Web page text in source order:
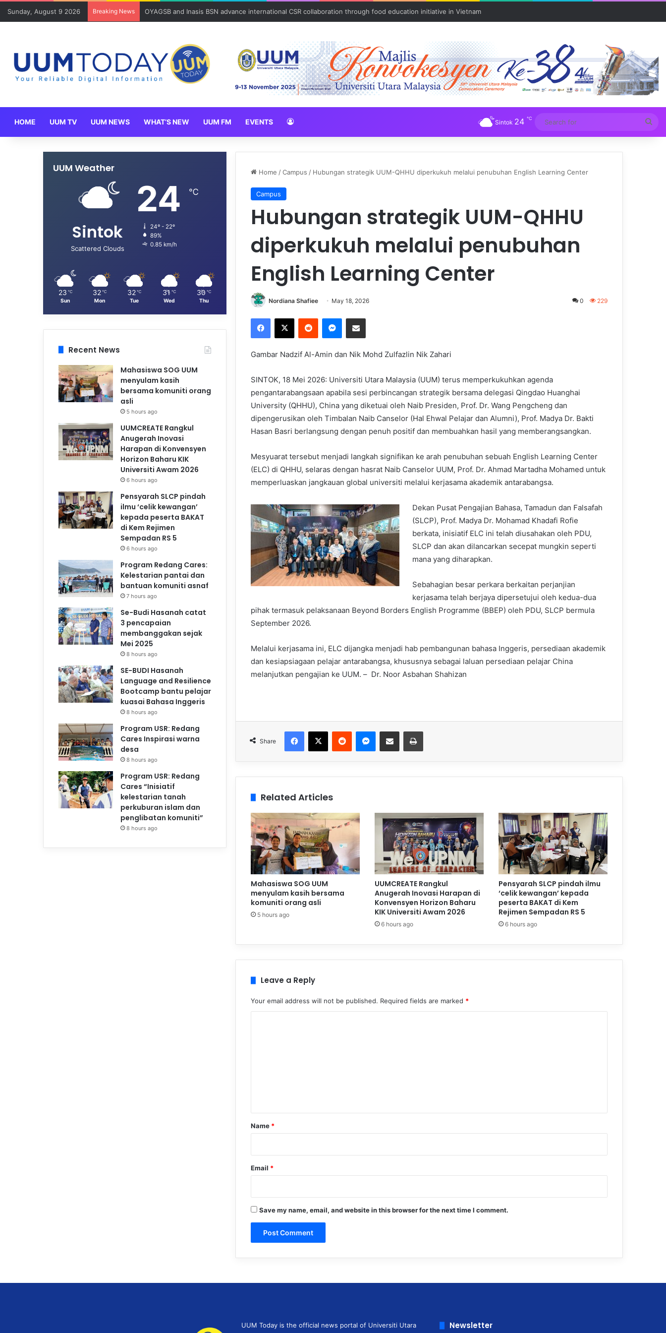
Sunday, August 9 2026 Breaking News OYAGSB and Inasis BSN advance international CSR collaboration through food education initiative in Vietnam
HOME UUM TV UUM NEWS WHAT’S NEW UUM FM EVENTS Sintok 24 ℃
for
Home /Campus / Hubungan strategik UUM-QHHU diperkukuh melalui penubuhan English Learning Center
Campus
Hubungan strategik UUM-QHHU
diperkukuh melalui penubuhan
English Learning Center
Nordiana Shafiee May 18, 2026 0 229
Gambar Nadzif Al-Amin dan Nik Mohd Zulfazlin Nik Zahari
SINTOK, 18 Mei 2026: Universiti Utara Malaysia (UUM) terus memperkukuhkan agenda
pengantarabangsaan apabila sesi perbincangan strategik bersama delegasi Qingdao Huanghai
University (QHHU), China yang diketuai oleh Naib Presiden, Prof. Dr. Wang Pengcheng dan
dipengerusikan oleh Timbalan Naib Canselor (Hal Ehwal Pelajar dan Alumni), Prof. Madya Dr. Bakti
Hasan Basri berlangsung dengan penuh positif dan membuahkan hasil yang memberangsangkan.
Mesyuarat tersebut menjadi langkah signifikan ke arah penubuhan sebuah English Learning Center
(ELC) di QHHU, selaras dengan hasrat Naib Canselor UUM, Prof. Dr. Ahmad Martadha Mohamed untuk
memperluaskan jangkauan global universiti melalui kerjasama akademik antarabangsa.
Dekan Pusat Pengajian Bahasa, Tamadun dan Falsafah
(SLCP), Prof. Madya Dr. Mohamad Khadafi Rofie
berkata, inisiatif ELC ini telah diusahakan oleh PDU,
SLCP dan akan dilancarkan secepat mungkin seperti
mana yang diharapkan.
Sebahagian besar perkara berkaitan perjanjian
kerjasama telah berjaya dipersetujui oleh kedua-dua
pihak termasuk pelaksanaan Beyond Borders English Programme (BBEP) oleh PDU, SLCP bermula
September 2026.
Melalui kerjasama ini, ELC dijangka menjadi hab pembangunan bahasa Inggeris, persediaan akademik
dan kesiapsiagaan pelajar antarabangsa, khususnya sebagai laluan persediaan pelajar China
melanjutkan pengajian ke UUM. – Dr. Noor Asbahan Shahizan
Share
Related Articles
Mahasiswa SOG UUM
menyulam kasih bersama
komuniti orang asli
5 hours ago
UUMCREATE Rangkul
Anugerah Inovasi Harapan di
Konvensyen Horizon Baharu
KIK Universiti Awam 2026
6 hours ago
Pensyarah SLCP pindah ilmu
‘celik kewangan’ kepada
peserta BAKAT di Kem
Rejimen Sempadan RS 5
6 hours ago
Leave a Reply
Your email address will not be published. Required fields are marked *
*
Name *
Email *
Save my name, email, and website in this browser for the next time I comment.
UUM Weather
Sintok
Scattered Clouds
24 ℃
24º - 22º
89%
0.85 km/h
23 ℃
Sun
32 ℃
Mon
32 ℃
Tue
31 ℃
Wed
30 ℃
Thu
Recent News
Mahasiswa SOG UUM
menyulam kasih
bersama komuniti orang
asli
5 hours ago
UUMCREATE Rangkul
Anugerah Inovasi
Harapan di Konvensyen
Horizon Baharu KIK
Universiti Awam 2026
6 hours ago
Pensyarah SLCP pindah
ilmu ‘celik kewangan’
kepada peserta BAKAT
di Kem Rejimen
Sempadan RS 5
6 hours ago
Program Redang Cares:
Kelestarian pantai dan
bantuan komuniti asnaf
7 hours ago
Se-Budi Hasanah catat
3 pencapaian
membanggakan sejak
Mei 2025
8 hours ago
SE-BUDI Hasanah
Language and Resilience
Bootcamp bantu pelajar
kuasai Bahasa Inggeris
8 hours ago
Program USR: Redang
Cares Inspirasi warna
desa
8 hours ago
Program USR: Redang
Cares “Inisiatif
kelestarian tanah
perkuburan islam dan
penglibatan komuniti”
8 hours ago
UUM Today is the official news portal of Universiti Utara
Newsletter